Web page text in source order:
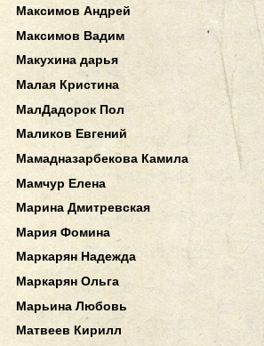
Максимов Андрей
Максимов Вадим
Макухина дарья
Малая Кристина
МалДадорок Пол
Маликов Евгений
Мамадназарбекова Камила
Мамчур Елена
Марина Дмитревская
Мария Фомина
Маркарян Надежда
Маркарян Ольга
Марьина Любовь
Матвеев Кирилл